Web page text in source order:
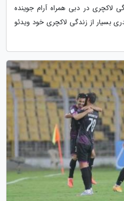
لاکچری در دبی همراه آرام جوینده
بسیار از زندگی لاکچری خود ویدئو